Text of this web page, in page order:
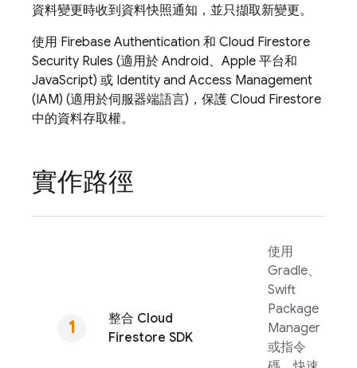
資料變更時收到資料快照通知，並只擷取新變更。
使用 Firebase Authentication 和 Cloud Firestore
Security Rules (適用於 Android、Apple 平台和
JavaScript) 或 Identity and Access Management
(IAM) (適用於伺服器端語言)，保護 Cloud Firestore
中的資料存取權。
實作路徑
整合 Cloud
Firestore SDK
使用
Gradle、
Swift
Package
Manager
或指令